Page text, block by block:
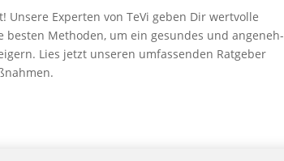
Exper­ten von TeVi geben Dir wert­vol­le
Metho­den, um ein gesun­des und ange­neh­
Lies jetzt unse­ren umfas­sen­den Rat­ge­ber